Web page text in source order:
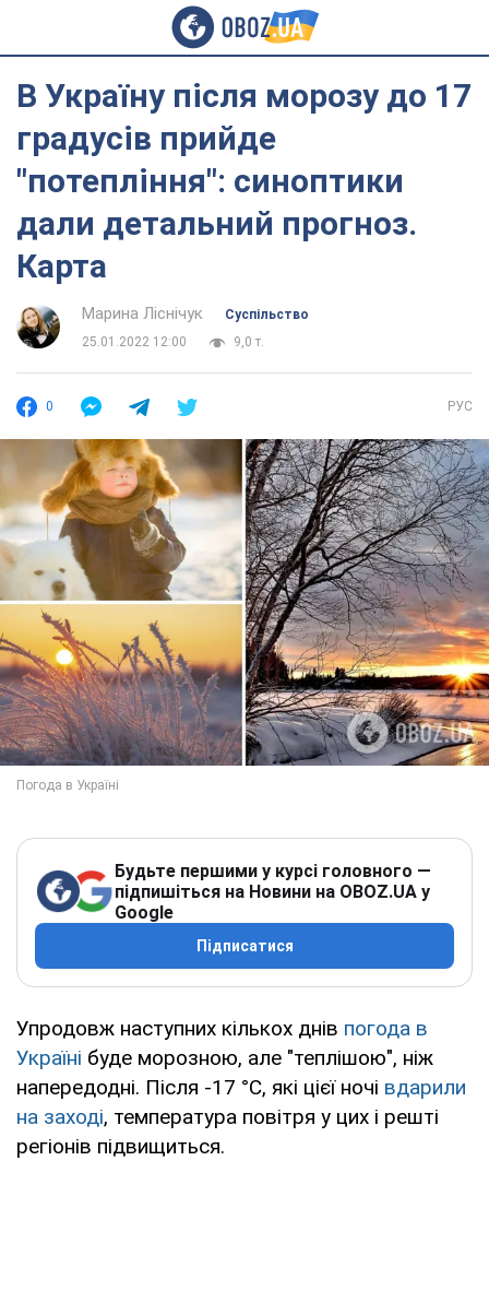
В Україну після морозу до 17
градусів прийде
"потепління": синоптики
дали детальний прогноз.
Карта
Марина Ліснічук
Суспільство
25.01.2022 12:00
9,0 т.
0 РУС
Будьте першими у курсі головного —
підпишіться на Новини на OBOZ.UA у
Google
Підписатися
Упродовж наступних кількох днів погода в
Україні буде морозною, але "теплішою", ніж
напередодні. Після -17 °С, які цієї ночі вдарили
на заході, температура повітря у цих і решті
регіонів підвищиться.